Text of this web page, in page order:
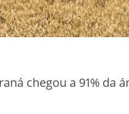
chegou a 91% da